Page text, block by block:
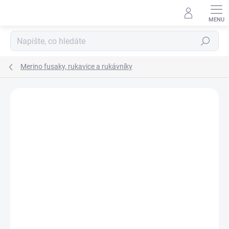
Hledat
Merino fusaky, rukavice a rukávníky